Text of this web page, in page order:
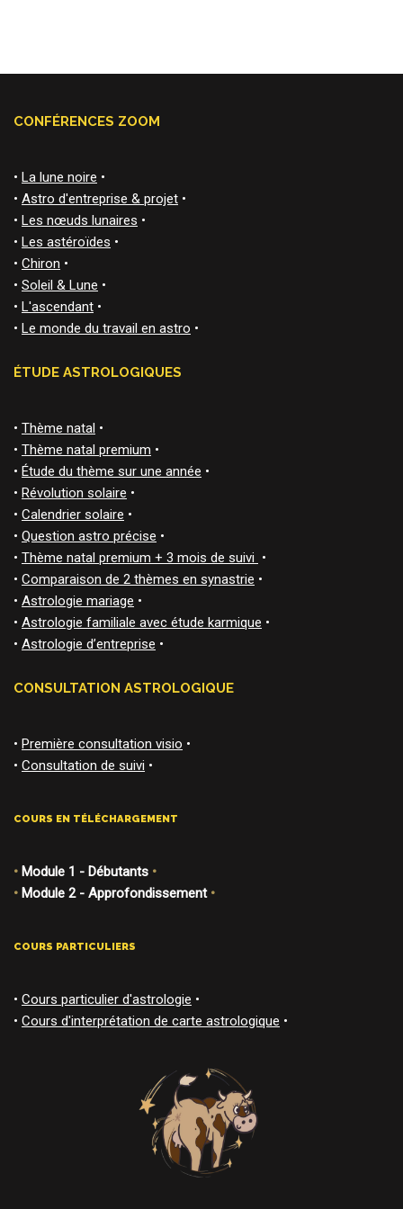
CONFÉRENCES ZOOM
• La lune noire •
• Astro d'entreprise & projet •
• Les nœuds lunaires •
• Les astéroïdes •
• Chiron •
• Soleil & Lune •
• L'ascendant •
• Le monde du travail en astro •
ÉTUDE ASTROLOGIQUES
• Thème natal •
• Thème natal premium •
• Étude du thème sur une année •
• Révolution solaire •
• Calendrier solaire •
• Question astro précise •
• Thème natal premium + 3 mois de suivi •
• Comparaison de 2 thèmes en synastrie •
• Astrologie mariage •
• Astrologie familiale avec étude karmique •
• Astrologie d’entreprise •
CONSULTATION ASTROLOGIQUE
• Première consultation visio •
• Consultation de suivi •
COURS EN TÉLÉCHARGEMENT
• Module 1 - Débutants •
• Module 2 - Approfondissement•
COURS PARTICULIERS
• Cours particulier d'astrologie •
• Cours d'interprétation de carte astrologique •